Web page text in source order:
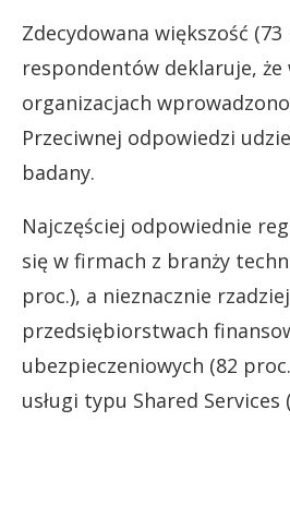
Zdecydowana większość (73
respondentów deklaruje, że
organizacjach
Przeciwnej odpowiedzi
badany.
Najczęściej odpowiednie
się w firmach z branży
proc.), a nieznacznie
przedsiębiorstwach
ubezpieczeniowych (82
usługi typu Shared Services